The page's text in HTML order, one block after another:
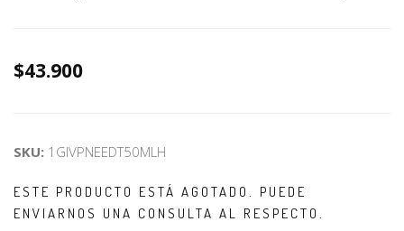
$43.900
SKU: 1GIVPNEEDT50MLH
ESTE PRODUCTO ESTÁ AGOTADO. PUEDE
ENVIARNOS UNA CONSULTA AL RESPECTO.